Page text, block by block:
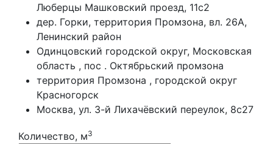
Люберцы Машковский проезд, 11с2
дер. Горки, территория Промзона, вл. 26А,
Ленинский район
Одинцовский городской округ, Московская
область , пос . Октябрьский промзона
территория Промзона , городской округ
Красногорск
Москва, ул. 3-й Лихачёвский переулок, 8с27
Количество, м3